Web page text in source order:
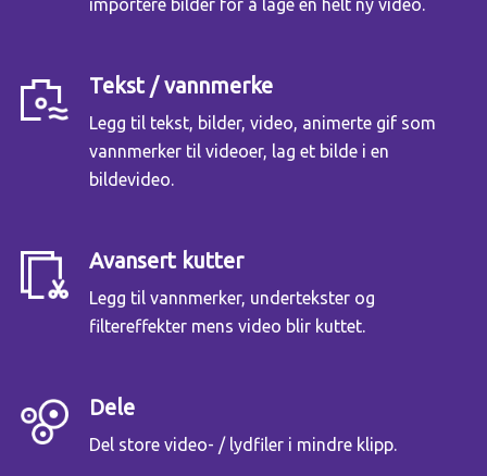
importere bilder for å lage en helt ny video.
Tekst / vannmerke
Legg til tekst, bilder, video, animerte gif som
vannmerker til videoer, lag et bilde i en
bildevideo.
Avansert kutter
Legg til vannmerker, undertekster og
filtereffekter mens video blir kuttet.
Dele
Del store video- / lydfiler i mindre klipp.